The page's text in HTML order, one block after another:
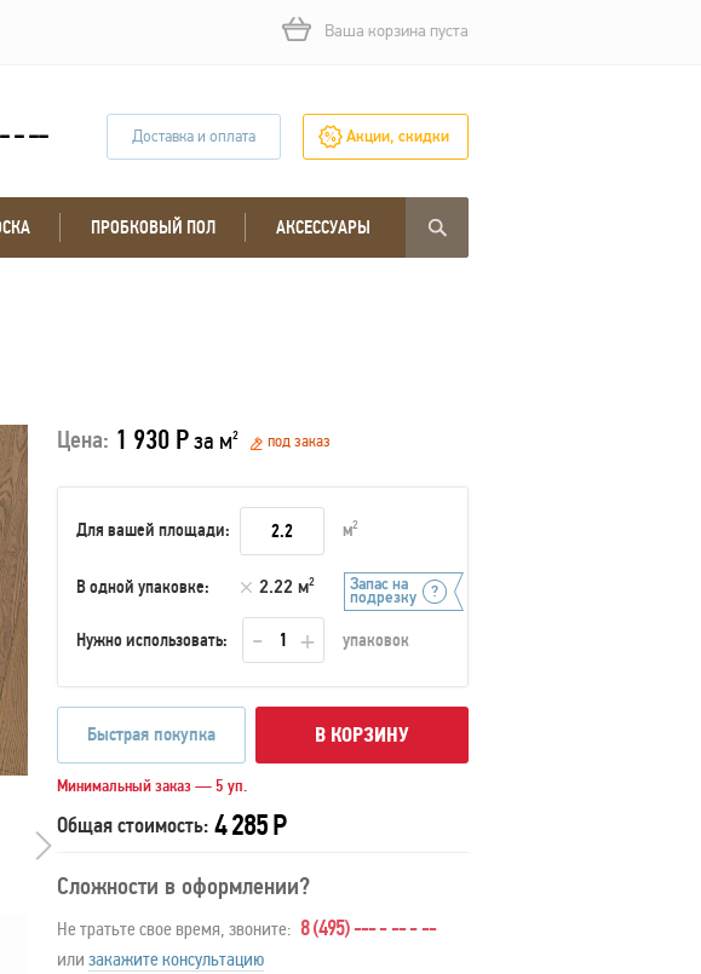
Ваша корзина пуста
- -- Доставка и оплата Акции, скидки
ПРОБКОВЫЙ ПОЛ АКСЕССУАРЫ
Цена: 1 930 Рза м2 под заказ
Для вашей площади: м2
В одной упаковке: 2.22 м2
Нужно использовать: упаковок
Запас на
подрезку
Быстрая покупка В КОРЗИНУ
Минимальный заказ — 5 уп.
Общая стоимость: 4 285 Р
Сложности в оформлении?
Не тратьте свое время, звоните: 8 (495) --- - -- - --
или закажите консультацию